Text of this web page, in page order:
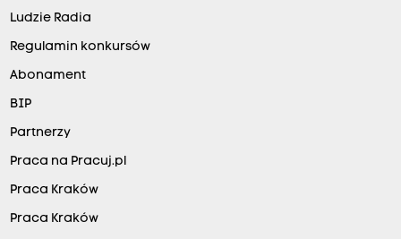
Ludzie Radia
Regulamin konkursów
Abonament
BIP
Partnerzy
Praca na Pracuj.pl
Praca Kraków
Praca Kraków